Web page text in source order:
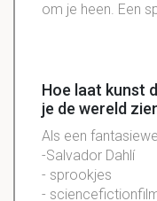
om je heen. Een
Hoe laat kunst
je de wereld
Als een
-Salvador Dahlí
- sprookjes
-